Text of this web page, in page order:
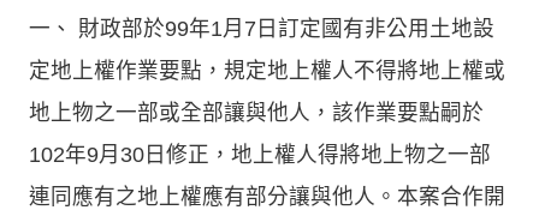
一、 財政部於99年1月7日訂定國有非公用土地設
定地上權作業要點，規定地上權人不得將地上權或
地上物之一部或全部讓與他人，該作業要點嗣於
102年9月30日修正，地上權人得將地上物之一部
連同應有之地上權應有部分讓與他人。本案合作開